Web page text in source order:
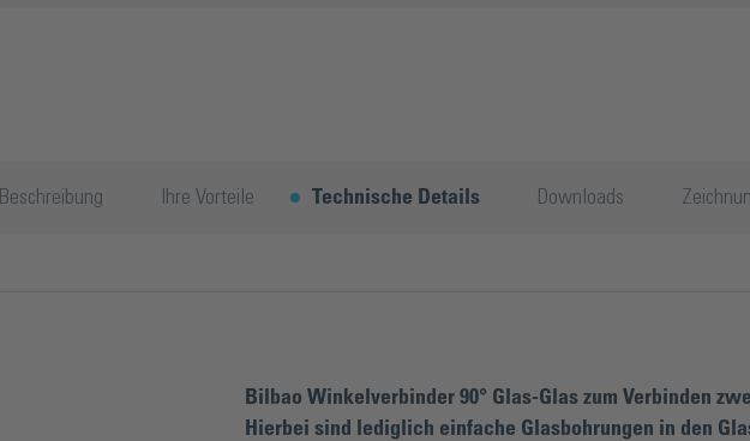
Beschreibung Ihre Vorteile Technische Details Downloads
Bilbao Winkelverbinder 90° Glas-Glas zum Verbinden
Hierbei sind lediglich einfache Glasbohrungen in den